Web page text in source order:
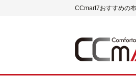
CCmart7おすすめの